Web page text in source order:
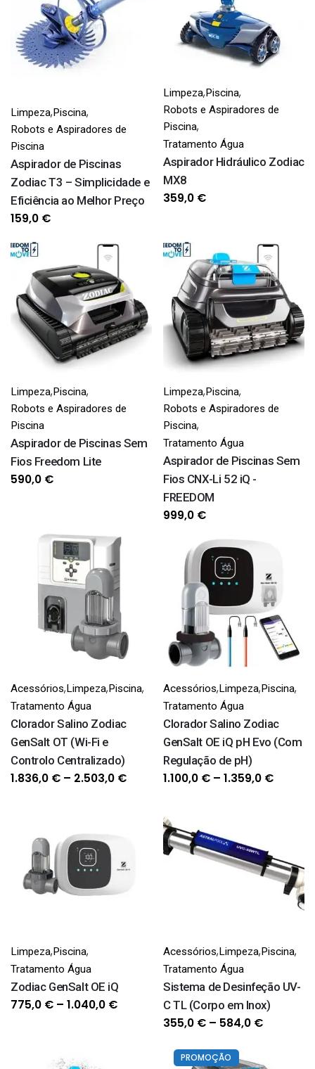
751,0 €
Limpeza,Piscina,
Robots e Aspiradores de
Piscina
Aspirador de Piscinas
Zodiac T3 – Simplicidade e
Eficiência ao Melhor Preço
159,0 €
Limpeza,Piscina,
Robots e Aspiradores de
Piscina,
Tratamento Água
Aspirador Hidráulico Zodiac
MX8
359,0 €
Limpeza,Piscina,
Robots e Aspiradores de
Piscina
Aspirador de Piscinas Sem
Fios Freedom Lite
590,0 €
Limpeza,Piscina,
Robots e Aspiradores de
Piscina,
Tratamento Água
Aspirador de Piscinas Sem
Fios CNX-Li 52 iQ -
FREEDOM
999,0 €
Acessórios,Limpeza,Piscina,
Tratamento Água
Clorador Salino Zodiac
GenSalt OT (Wi-Fi e
Controlo Centralizado)
1.836,0 € – 2.503,0 €Price
through
2.503,0 €
Acessórios,Limpeza,Piscina,
Tratamento Água
Clorador Salino Zodiac
GenSalt OE iQ pH Evo (Com
Regulação de pH)
1.100,0 € – 1.359,0 €Price
Limpeza,Piscina,
Tratamento Água
Zodiac GenSalt OE iQ
775,0 € – 1.040,0 €Price
Acessórios,Limpeza,Piscina,
Tratamento Água
Sistema de Desinfeção UV-
C TL (Corpo em Inox)
355,0 € – 584,0 €Price
PROMOÇÃO